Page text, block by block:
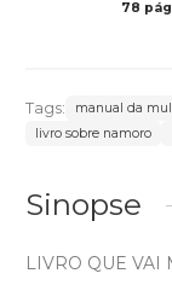
78
Tags: manual da
livro sobre namoro
Sinopse
LIVRO QUE VAI